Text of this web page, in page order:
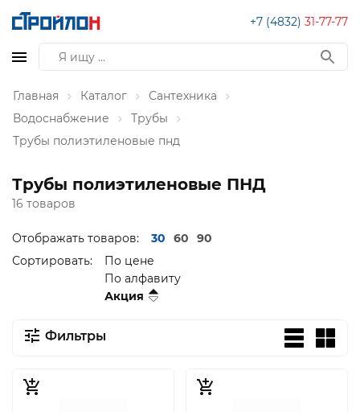
+7 (4832) 31-77-77
Главная Каталог
Сантехника
Водоснабжение
Трубы
Трубы полиэтиленовые пнд
Трубы полиэтиленовые ПНД
16 товаров
Отображать товаров: 30 60
90
Сортировать:
По цене
По алфавиту
Акция
Фильтры